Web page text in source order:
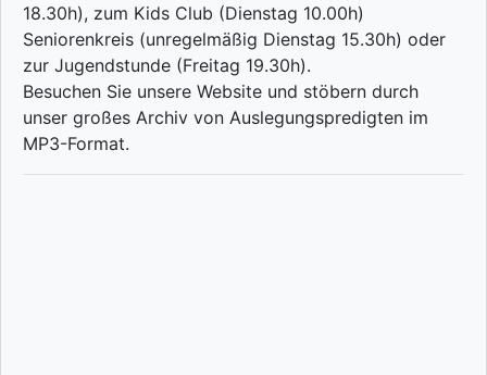
18.30h), zum Kids Club (Dienstag 10.00h)
Seniorenkreis (unregelmäßig Dienstag 15.30h) oder
zur Jugendstunde (Freitag 19.30h).
Besuchen Sie unsere Website und stöbern durch
unser großes Archiv von Auslegungspredigten im
MP3-Format.